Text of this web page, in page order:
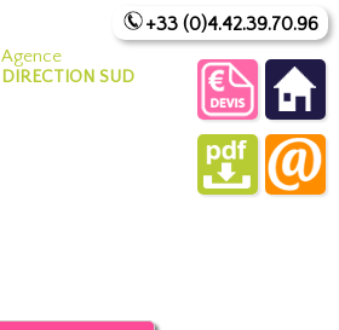
Agence
DIRECTION SUD
+33 (0)4.42.39.70.96